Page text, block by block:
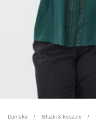
Damska Bluzki & koszule